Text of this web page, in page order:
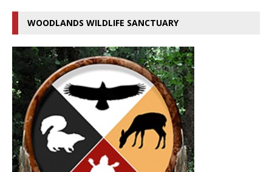
WOODLANDS WILDLIFE SANCTUARY